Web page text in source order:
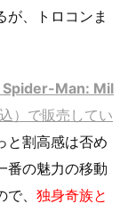
が、トロコンま
Spider-Man: Mil
）で販売してい
と割高感は否め
番の魅力の移動
、 独身奇族と